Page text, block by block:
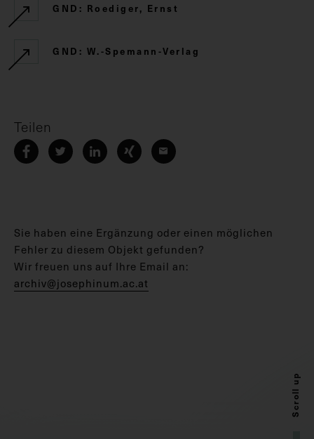
GND: Roediger, Ernst
GND: W.-Spemann-Verlag
Teilen
Sie haben eine Ergänzung oder einen möglichen
Fehler zu diesem Objekt gefunden?
Wir freuen uns auf Ihre Email an:
archiv@josephinum.ac.at
Scroll up